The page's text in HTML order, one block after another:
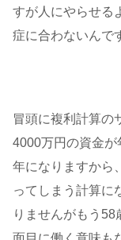
すが人にやらせる
症に合わないんで
冒頭に複利計算の
4000万円の資金
年になりますから
ってしまう計算に
りませんがもう